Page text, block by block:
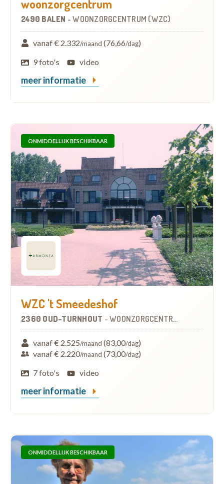
woonzorgcentrum
2490 BALEN -WOONZORGCENTRUM (WZC)
vanaf € 2.332/maand (76,66/dag)
9 foto's
video
meer informatie
ONMIDDELLIJK BESCHIKBAAR
WZC 't Smeedeshof
2360 OUD-TURNHOUT - WOONZORGCENTRUM (WZC)
vanaf € 2.525/maand (83,00/dag)
vanaf € 2.220/maand (73,00/dag)
7 foto's
video
meer informatie
ONMIDDELLIJK BESCHIKBAAR